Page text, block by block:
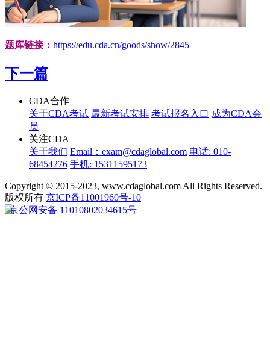
题库链接： https://edu.cda.cn/goods/show/2845
下一篇
CDA合作
关于CDA考试 最新考试安排 考试报名入口 成为CDA会
员
关注CDA
关于我们 Email：exam@cdaglobal.com 电话: 010-
68454276 手机: 15311595173
Copyright © 2015-2023, www.cdaglobal.com All Rights Reserved.
版权所有 京ICP备11001960号-10
京公网安备 11010802034615号